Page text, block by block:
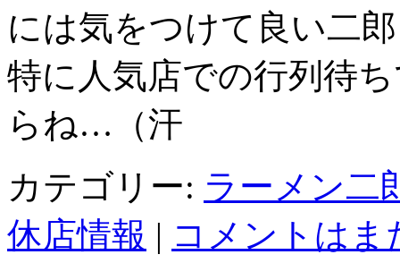
には気をつけて良い二
特に人気店での行列待
らね…（汗
カテゴリー: ラーメン二
休店情報 | コメントはま